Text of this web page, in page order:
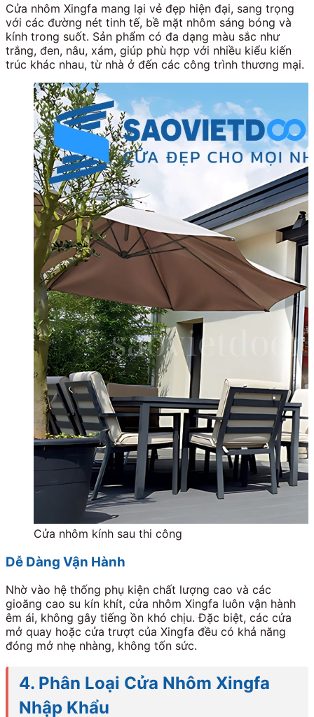
Cửa nhôm Xingfa mang lại vẻ đẹp hiện đại, sang trọng
với các đường nét tinh tế, bề mặt nhôm sáng bóng và
kính trong suốt. Sản phẩm có đa dạng màu sắc như
trắng, đen, nâu, xám, giúp phù hợp với nhiều kiểu kiến
trúc khác nhau, từ nhà ở đến các công trình thương mại.
Cửa nhôm kính sau thi công
Dễ Dàng Vận Hành
Nhờ vào hệ thống phụ kiện chất lượng cao và các
gioăng cao su kín khít, cửa nhôm Xingfa luôn vận hành
êm ái, không gây tiếng ồn khó chịu. Đặc biệt, các cửa
mở quay hoặc cửa trượt của Xingfa đều có khả năng
đóng mở nhẹ nhàng, không tốn sức.
4. Phân Loại Cửa Nhôm Xingfa
Nhập Khẩu